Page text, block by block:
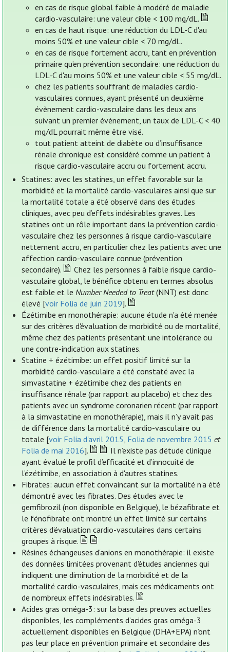
en cas de risque global faible à modéré de maladie
cardio-vasculaire: une valeur cible < 100 mg/dL.
en cas de haut risque: une réduction du LDL-C d'au
moins 50% et une valeur cible < 70 mg/dL.
en cas de risque fortement accru, tant en prévention
primaire qu’en prévention secondaire: une réduction du
LDL-C d'au moins 50% et une valeur cible < 55 mg/dL.
chez les patients souffrant de maladies cardio-
vasculaires connues, ayant présenté un deuxième
évènement cardio-vasculaire dans les deux ans
suivant un premier évènement, un taux de LDL-C < 40
mg/dL pourrait même être visé.
tout patient atteint de diabète ou d’insuffisance
rénale chronique est considéré comme un patient à
risque cardio-vasculaire accru ou fortement accru.
Statines: avec les statines, un effet favorable sur la
morbidité et la mortalité cardio-vasculaires ainsi que sur
la mortalité totale a été observé dans des études
cliniques, avec peu d’effets indésirables graves. Les
statines ont un rôle important dans la prévention cardio-
vasculaire chez les personnes à risque cardio-vasculaire
nettement accru, en particulier chez les patients avec une
affection cardio-vasculaire connue (prévention
secondaire).
Chez les personnes à faible risque cardio-
vasculaire global, le bénéfice obtenu en termes absolus
est faible et leNumber Needed to Treat(NNT) est donc
élevé [voir Folia de juin 2019].
Ézétimibe en monothérapie: aucune étude n'a été menée
sur des critères d'évaluation de morbidité ou de mortalité,
même chez des patients présentant une intolérance ou
une contre-indication aux statines.
Statine + ézétimibe: un effet positif limité sur la
morbidité cardio-vasculaire a été constaté avec la
simvastatine + ézétimibe chez des patients en
insuffisance rénale (par rapport au placebo) et chez des
patients avec un syndrome coronarien récent (par rapport
à la simvastatine en monothérapie), mais il n’y avait pas
de différence dans la mortalité cardio-vasculaire ou
totale [voir Folia d'avril 2015, Folia de novembre 2015 et
Folia de mai 2016].
Il n’existe pas d’étude clinique
ayant évalué le profil d’efficacité et d’innocuité de
l’ézétimibe, en association à d'autres statines.
Fibrates: aucun effet convaincant sur la mortalité n'a été
démontré avec les fibrates. Des études avec le
gemfibrozil (non disponible en Belgique), le bézafibrate et
le fénofibrate ont montré un effet limité sur certains
critères d’évaluation cardio-vasculaires dans certains
groupes à risque.
Résines échangeuses d'anions en monothérapie: il existe
des données limitées provenant d'études anciennes qui
indiquent une diminution de la morbidité et de la
mortalité cardio-vasculaires, mais ces médicaments ont
de nombreux effets indésirables.
Acides gras oméga-3: sur la base des preuves actuelles
disponibles, les compléments d’acides gras oméga-3
actuellement disponibles en Belgique (DHA+EPA) n’ont
pas leur place en prévention primaire et secondaire des